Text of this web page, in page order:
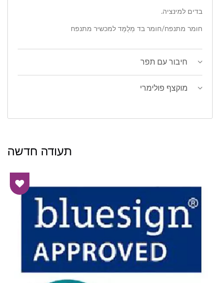
בדים למינציה.
חומר מתנפח/חומר בד מְלֻמָּד למכשיר מתנפח
חיבור עם תפר
מוקצף פולימרי
תעודה חדשה